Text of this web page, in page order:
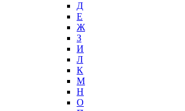
Д
Е
Ж
З
И
Л
К
М
Н
О